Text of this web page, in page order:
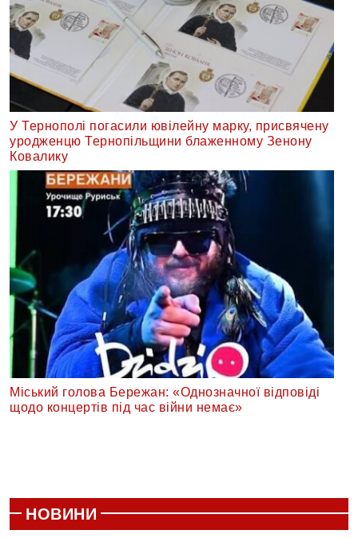
У Тернополі погасили ювілейну марку, присвячену
уродженцю Тернопільщини блаженному Зенону
Ковалику
Міський голова Бережан: «Однозначної відповіді
щодо концертів під час війни немає»
НОВИНИ